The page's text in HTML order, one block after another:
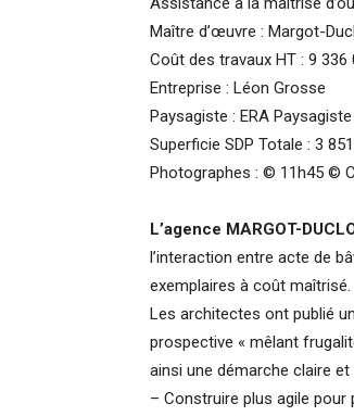
Maître d’œuvre : Margot-
Coût des travaux HT : 9 336
Entreprise : Léon Grosse
Paysagiste : ERA Paysagiste
Superficie SDP Totale : 3
Photographes : © 11h45 ©
L’agence MARGOT-
l’interaction entre acte de
exemplaires à coût maîtrisé.
Les architectes ont publié
prospective « mêlant
ainsi une démarche claire et
– Construire plus agile